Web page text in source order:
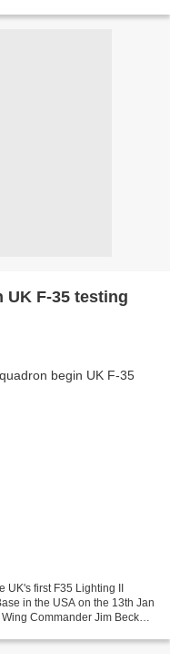
UK F-35 testing
first F35 Lighting II
in the USA on the 13th Jan
Commander Jim Beck